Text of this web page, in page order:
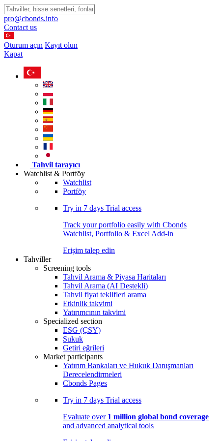
pro@cbonds.info
Contact us
Oturum açın Kayıt olun
Kapat
Tahvil tarayıcı
Watchlist & Portföy
Watchlist
Portföy
Try in 7 days Trial access
Track your portfolio easily with Cbonds
Watchlist, Portfolio & Excel Add-in
Erişim talep edin
Tahviller
Screening tools
Tahvil Arama & Piyasa Haritaları
Tahvil Arama (AI Destekli)
Tahvil fiyat teklifleri arama
Etkinlik takvimi
Yatırımcının takvimi
Specialized section
ESG (ÇSY)
Sukuk
Getiri eğrileri
Market participants
Yatırım Bankaları ve Hukuk Danışmanları
Derecelendirmeleri
Cbonds Pages
Try in 7 days Trial access
Evaluate over 1 million global bond coverage
and advanced analytical tools